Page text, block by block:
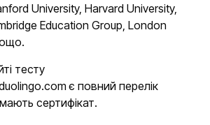
University, Harvard University,
Education Group, London
тесту
є повний перелік
сертифікат.